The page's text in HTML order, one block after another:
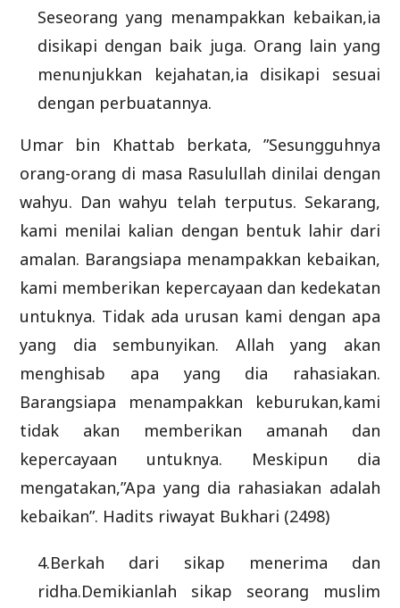
Seseorang yang menampakkan kebaikan,ia
disikapi dengan baik juga. Orang lain yang
menunjukkan kejahatan,ia disikapi sesuai
dengan perbuatannya.
Umar bin Khattab berkata, ”Sesungguhnya
orang-orang di masa Rasulullah dinilai dengan
wahyu. Dan wahyu telah terputus. Sekarang,
kami menilai kalian dengan bentuk lahir dari
amalan. Barangsiapa menampakkan kebaikan,
kami memberikan kepercayaan dan kedekatan
untuknya. Tidak ada urusan kami dengan apa
yang dia sembunyikan. Allah yang akan
menghisab apa yang dia rahasiakan.
Barangsiapa menampakkan keburukan,kami
tidak akan memberikan amanah dan
kepercayaan untuknya. Meskipun dia
mengatakan,”Apa yang dia rahasiakan adalah
kebaikan”. Hadits riwayat Bukhari (2498)
4.Berkah dari sikap menerima dan
ridha.Demikianlah sikap seorang muslim